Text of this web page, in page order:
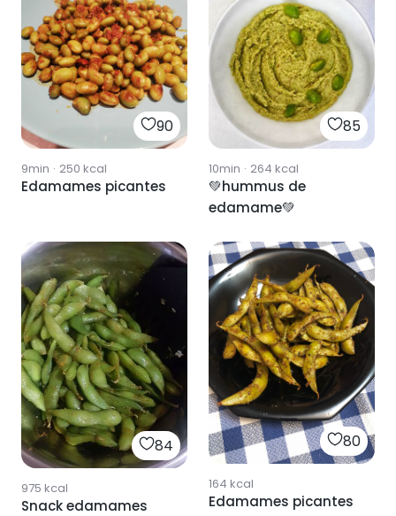
90
9min · 250 kcal
Edamames picantes
85
10min · 264 kcal
💚hummus de
edamame💚
84
975 kcal
Snack edamames
80
164 kcal
Edamames picantes